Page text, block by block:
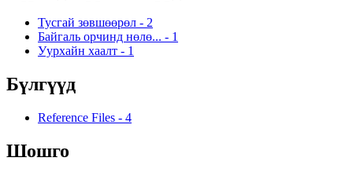
Тусгай зөвшөөрөл - 2
Байгаль орчинд нөлө... - 1
Уурхайн хаалт - 1
Бүлгүүд
Reference Files - 4
Шошго